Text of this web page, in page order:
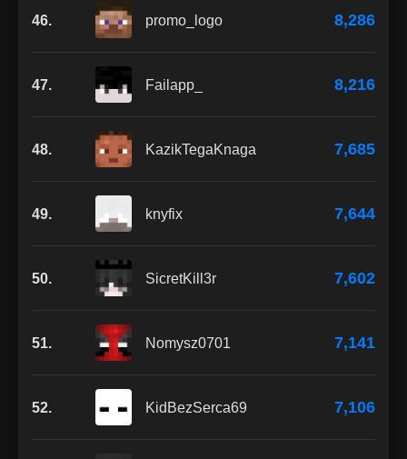
46. promo_logo 8,286
47. Failapp_ 8,216
48. KazikTegaKnaga 7,685
49. knyfix 7,644
50. SicretKill3r 7,602
51. Nomysz0701 7,141
52. KidBezSerca69 7,106